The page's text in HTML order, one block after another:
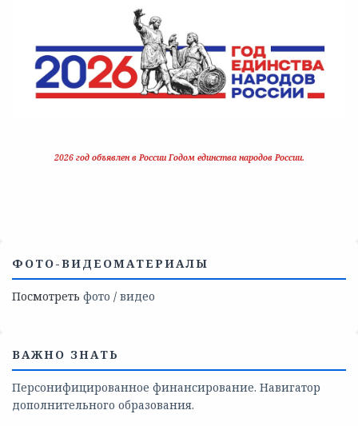
2026 год объявлен в России Годом единства народов России.
ФОТО-ВИДЕОМАТЕРИАЛЫ
Посмотреть фото / видео
ВАЖНО ЗНАТЬ
Персонифицированное финансирование. Навигатор
дополнительного образования.